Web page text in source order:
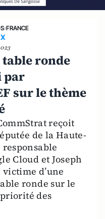
›FRANCE
ronde
par
sur le thème
reçoit
de la Haute-
Cloud et Joseph
d’une
ronde sur le
des